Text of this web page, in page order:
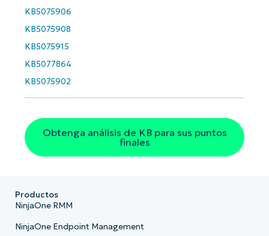
KB5075906
KB5075908
KB5075915
KB5077864
KB5075902
Obtenga análisis de KB para sus puntos
finales
number*
Productos
NinjaOne RMM
NinjaOne Endpoint Management